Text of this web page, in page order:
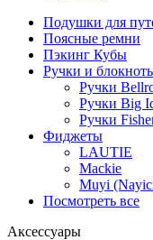
Подушки для
Поясные ремни
Пэкинг Кубы
Ручки и
Ручки
Ручки Big
Ручки
Фиджеты
LAUTIE
Mackie
Muyi
Посмотреть все
Аксессуары